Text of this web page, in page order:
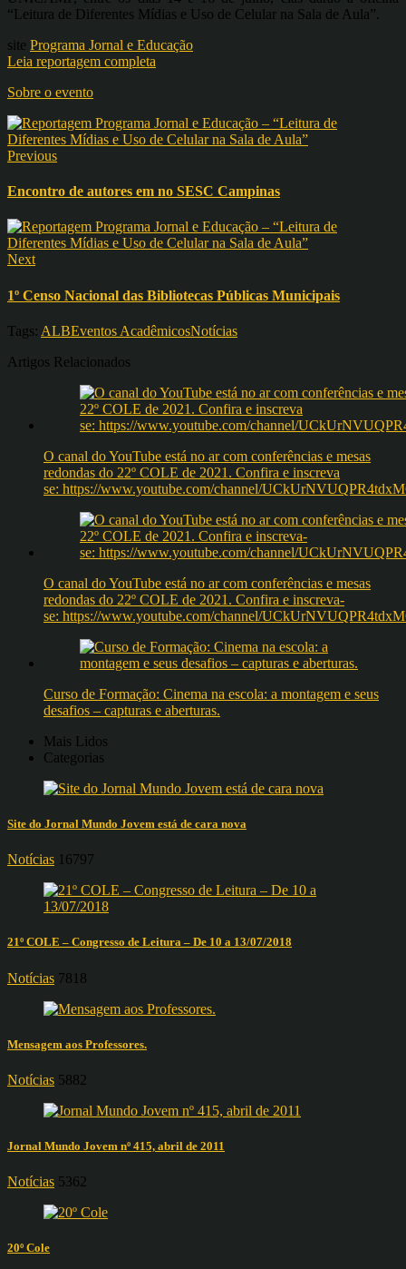
“Leitura de Diferentes Mídias e Uso de Celular na Sala de Aula”.
site Programa Jornal e Educação
Leia reportagem completa
Sobre o evento
Previous
Encontro de autores em no SESC Campinas
Next
1º Censo Nacional das Bibliotecas Públicas Municipais
Tags: ALBEventos AcadêmicosNotícias
Artigos Relacionados
O canal do YouTube está no ar com conferências e mesas
redondas do 22º COLE de 2021. Confira e inscreva
se: https://www.youtube.com/channel/
O canal do YouTube está no ar com conferências e mesas
redondas do 22º COLE de 2021. Confira e inscreva-
se: https://www.youtube.com/channel/
Curso de Formação: Cinema na escola: a montagem e seus
desafios – capturas e aberturas.
Mais Lidos
Categorias
Site do Jornal Mundo Jovem está de cara nova
Notícias 16797
21º COLE – Congresso de Leitura – De 10 a 13/07/2018
Notícias 7818
Mensagem aos Professores.
Notícias 5882
Jornal Mundo Jovem nº 415, abril de 2011
Notícias 5362
20º Cole